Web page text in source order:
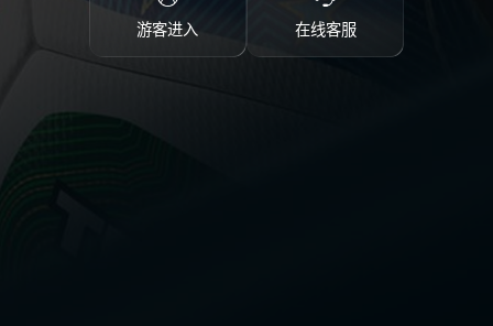
游客进入 在线客服